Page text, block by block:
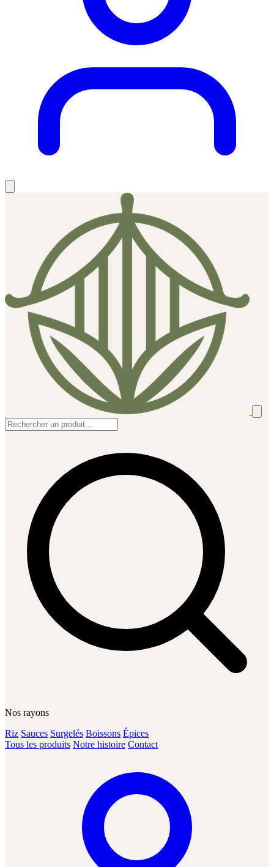
Nos rayons
Riz Sauces Surgelés Boissons Épices
Tous les produits Notre histoire Contact